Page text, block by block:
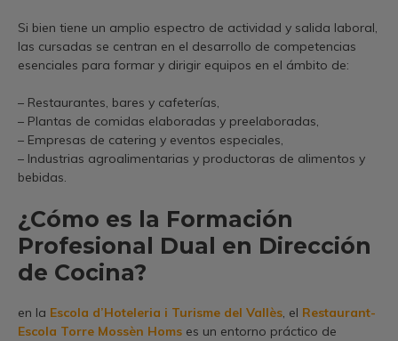
Si bien tiene un amplio espectro de actividad y salida laboral,
las cursadas se centran en el desarrollo de competencias
esenciales para formar y dirigir equipos en el ámbito de:
– Restaurantes, bares y cafeterías,
– Plantas de comidas elaboradas y preelaboradas,
– Empresas de catering y eventos especiales,
– Industrias agroalimentarias y productoras de alimentos y
bebidas.
¿Cómo es la Formación
Profesional Dual en Dirección
de Cocina?
en la Escola d’Hoteleria i Turisme del Vallès, el Restaurant-
Escola Torre Mossèn Homs es un entorno práctico de